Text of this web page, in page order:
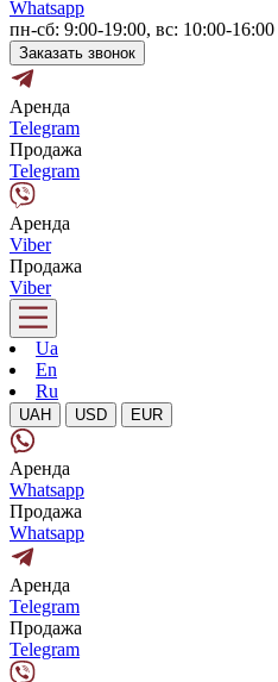
Whatsapp
пн-сб: 9:00-19:00, вс: 10:00-16:00
Заказать звонок
Аренда
Telegram
Продажа
Telegram
Аренда
Viber
Продажа
Viber
Ua
En
Ru
UAH USD EUR
Аренда
Whatsapp
Продажа
Whatsapp
Аренда
Telegram
Продажа
Telegram